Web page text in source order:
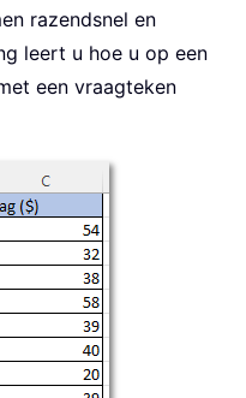
razendsnel en
leert u hoe u op een
een vraagteken